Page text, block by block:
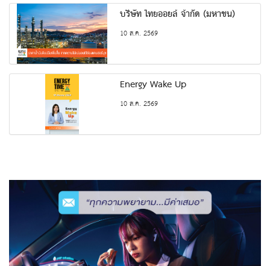
บริษัท ไทยออยล์ จำกัด (มหาชน)
10 ส.ค. 2569
Energy Wake Up
10 ส.ค. 2569